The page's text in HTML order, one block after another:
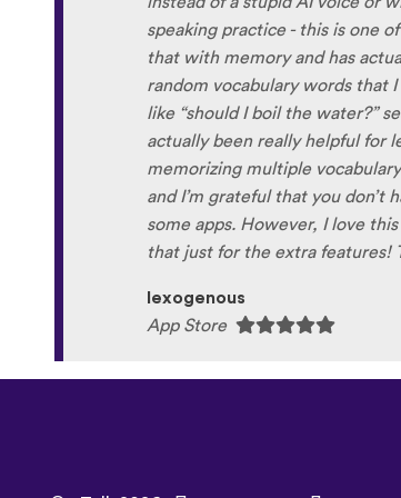
sometimes struggle with
Although it can be a little
own voice (nobody likes the
to hear it played back-to-back
comparison and self critique. I
and look forward to learning a
next summer.
Delilah64